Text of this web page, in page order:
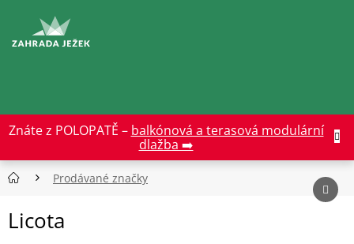
obsah
Znáte z POLOPATĚ – balkónová a terasová modulární
dlažba ➡️
Prodávané značky
Licota